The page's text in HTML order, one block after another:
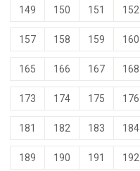
149 150 151 152
157 158 159 160
165 166 167 168
173 174 175 176
181 182 183 184
189 190 191 192